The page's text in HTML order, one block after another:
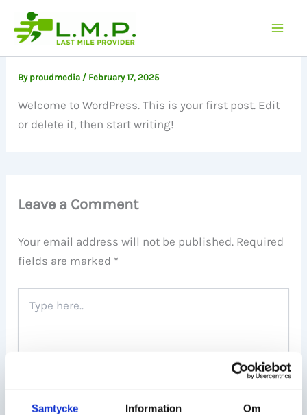
Samtycke Information Om
contentHello world!
By proudmedia / February 17, 2025
Welcome to WordPress. This is your first post. Edit
or delete it, then start writing!
Leave a Comment
Your email address will not be published. Required
fields are marked *
here..